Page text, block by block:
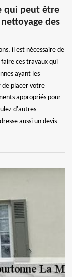
qui peut être
des
il est nécessaire de
ces travaux qui
ayant les
de placer votre
appropriés pour
d'autres
aussi un devis